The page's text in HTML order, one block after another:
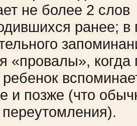
не более 2 слов
ранее; в
«провалы», когда
ребенок
и позже (что